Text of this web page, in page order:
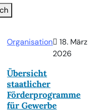
Organisation
18. März
2026
Übersicht
staatlicher
Förderprogramme
für Gewerbe